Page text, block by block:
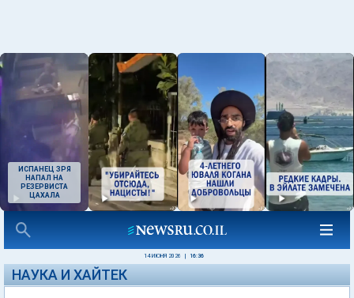
ИСПАНЕЦ ЗРЯ
НАПАЛ НА
РЕЗЕРВИСТА
ЦАХАЛА
14 ИЮНЯ 2026 16:36
НАУКА И ХАЙТЕК